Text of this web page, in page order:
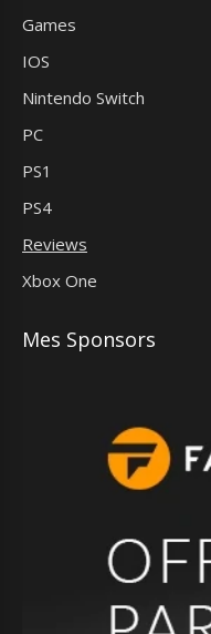
Games
IOS
Nintendo Switch
PC
PS1
PS4
Reviews
Xbox One
Mes Sponsors